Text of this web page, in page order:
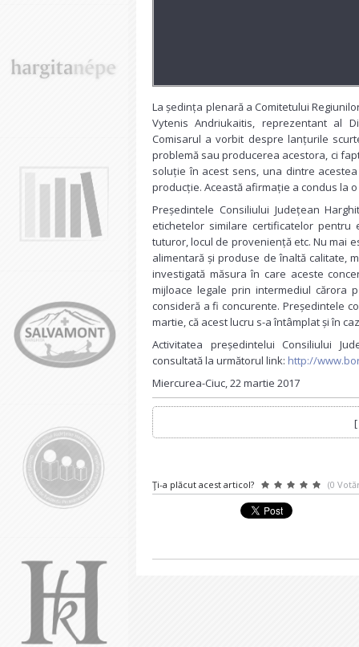
La ședința plenară a Comitetului
Vytenis Andriukaitis, reprezentant al
Comisarul a vorbit despre lanțurile
problemă sau producerea acestora, ci
soluție în acest sens, una dintre
producție. Această afirmație a condus la
Președintele Consiliului Județean
etichetelor similare certificatelor
tuturor, locul de proveniență etc. Nu mai
alimentară și produse de înaltă calitate,
investigată măsura în care aceste
mijloace legale prin intermediul cărora
consideră a fi concurente. Președintele
martie, că acest lucru s-a întâmplat și în
Activitatea președintelui Consiliului
consultată la următorul link: http://
Miercurea-Ciuc, 22 martie 2017
[
Ţi-a plăcut acest articol? (0